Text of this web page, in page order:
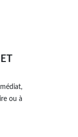
ou à